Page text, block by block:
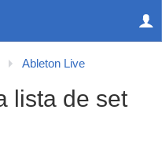
Ableton Live
lista de set